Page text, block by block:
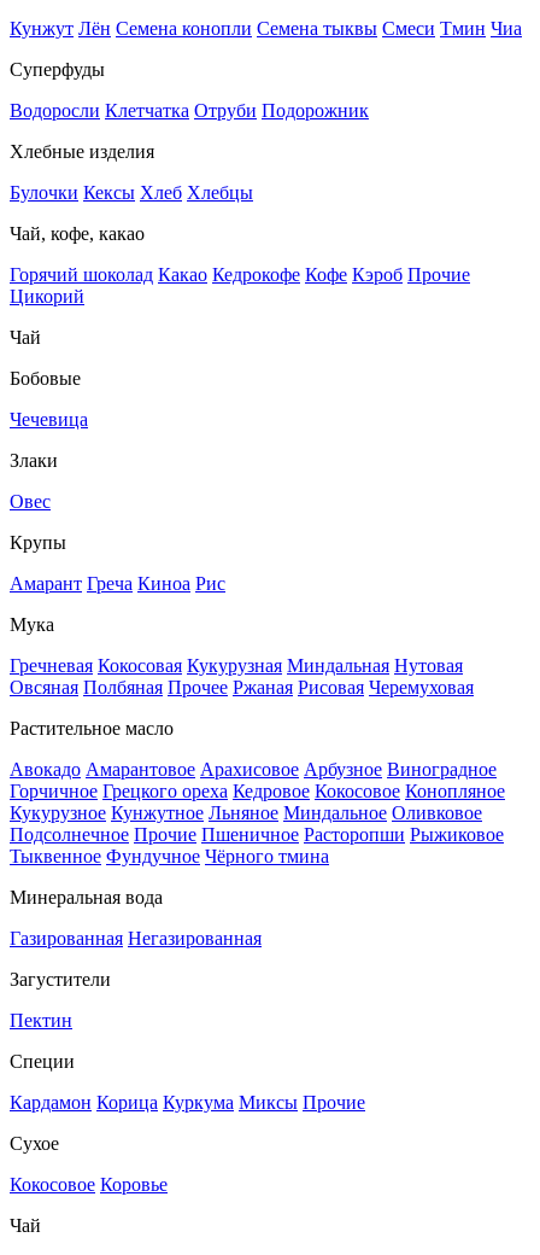
Кунжут Лён Семена конопли Семена тыквы Смеси Тмин Чиа
Суперфуды
Водоросли Клетчатка Отруби Подорожник
Хлебные изделия
Булочки Кексы Хлеб Хлебцы
Чай, кофе, какао
Горячий шоколад Какао Кедрокофе Кофе Кэроб Прочие
Цикорий
Чай
Бобовые
Чечевица
Злаки
Овес
Крупы
Амарант Греча Киноа Рис
Мука
Гречневая Кокосовая Кукурузная Миндальная Нутовая
Овсяная Полбяная Прочее Ржаная Рисовая Черемуховая
Растительное масло
Авокадо Амарантовое Арахисовое Арбузное Виноградное
Горчичное Грецкого ореха Кедровое Кокосовое Конопляное
Кукурузное Кунжутное Льняное Миндальное Оливковое
Подсолнечное Прочие Пшеничное Расторопши Рыжиковое
Тыквенное Фундучное Чёрного тмина
Минеральная вода
Газированная Негазированная
Загустители
Пектин
Специи
Кардамон Корица Куркума Миксы Прочие
Сухое
Кокосовое Коровье
Чай